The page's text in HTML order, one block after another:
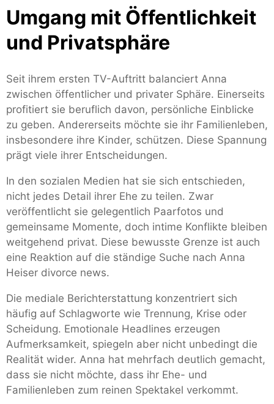
Umgang mit Öffentlichkeit
und Privatsphäre
Seit ihrem ersten TV-Auftritt balanciert Anna
zwischen öffentlicher und privater Sphäre. Einerseits
profitiert sie beruflich davon, persönliche Einblicke
zu geben. Andererseits möchte sie ihr Familienleben,
insbesondere ihre Kinder, schützen. Diese Spannung
prägt viele ihrer Entscheidungen.
In den sozialen Medien hat sie sich entschieden,
nicht jedes Detail ihrer Ehe zu teilen. Zwar
veröffentlicht sie gelegentlich Paarfotos und
gemeinsame Momente, doch intime Konflikte bleiben
weitgehend privat. Diese bewusste Grenze ist auch
eine Reaktion auf die ständige Suche nach Anna
Heiser divorce news.
Die mediale Berichterstattung konzentriert sich
häufig auf Schlagworte wie Trennung, Krise oder
Scheidung. Emotionale Headlines erzeugen
Aufmerksamkeit, spiegeln aber nicht unbedingt die
Realität wider. Anna hat mehrfach deutlich gemacht,
dass sie nicht möchte, dass ihr Ehe- und
Familienleben zum reinen Spektakel verkommt.